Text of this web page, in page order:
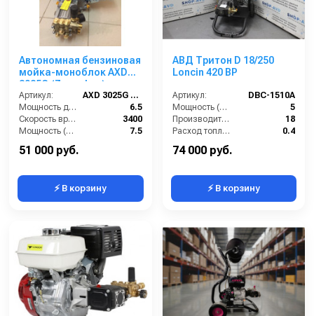
Автономная бензиновая
мойка-моноблок AXD
3025G (Zongshen)
Артикул:
AXD 3025G (Zongshen)
Мощность двигателя (лс):
6.5
Скорость вращения вала (об/мин):
3400
Мощность (л/с):
7.5
Производительность (л/ч):
51 000 руб.
⚡ В корзину
АВД Тритон D 18/250
Loncin 420 BP
Артикул:
DBC-1510A
Мощность (л/с):
5
Производительность (л/мин):
18
Расход топлива (л/ч):
0.4
Мощность двигателя (кВт):
74 000 руб.
⚡ В корзину